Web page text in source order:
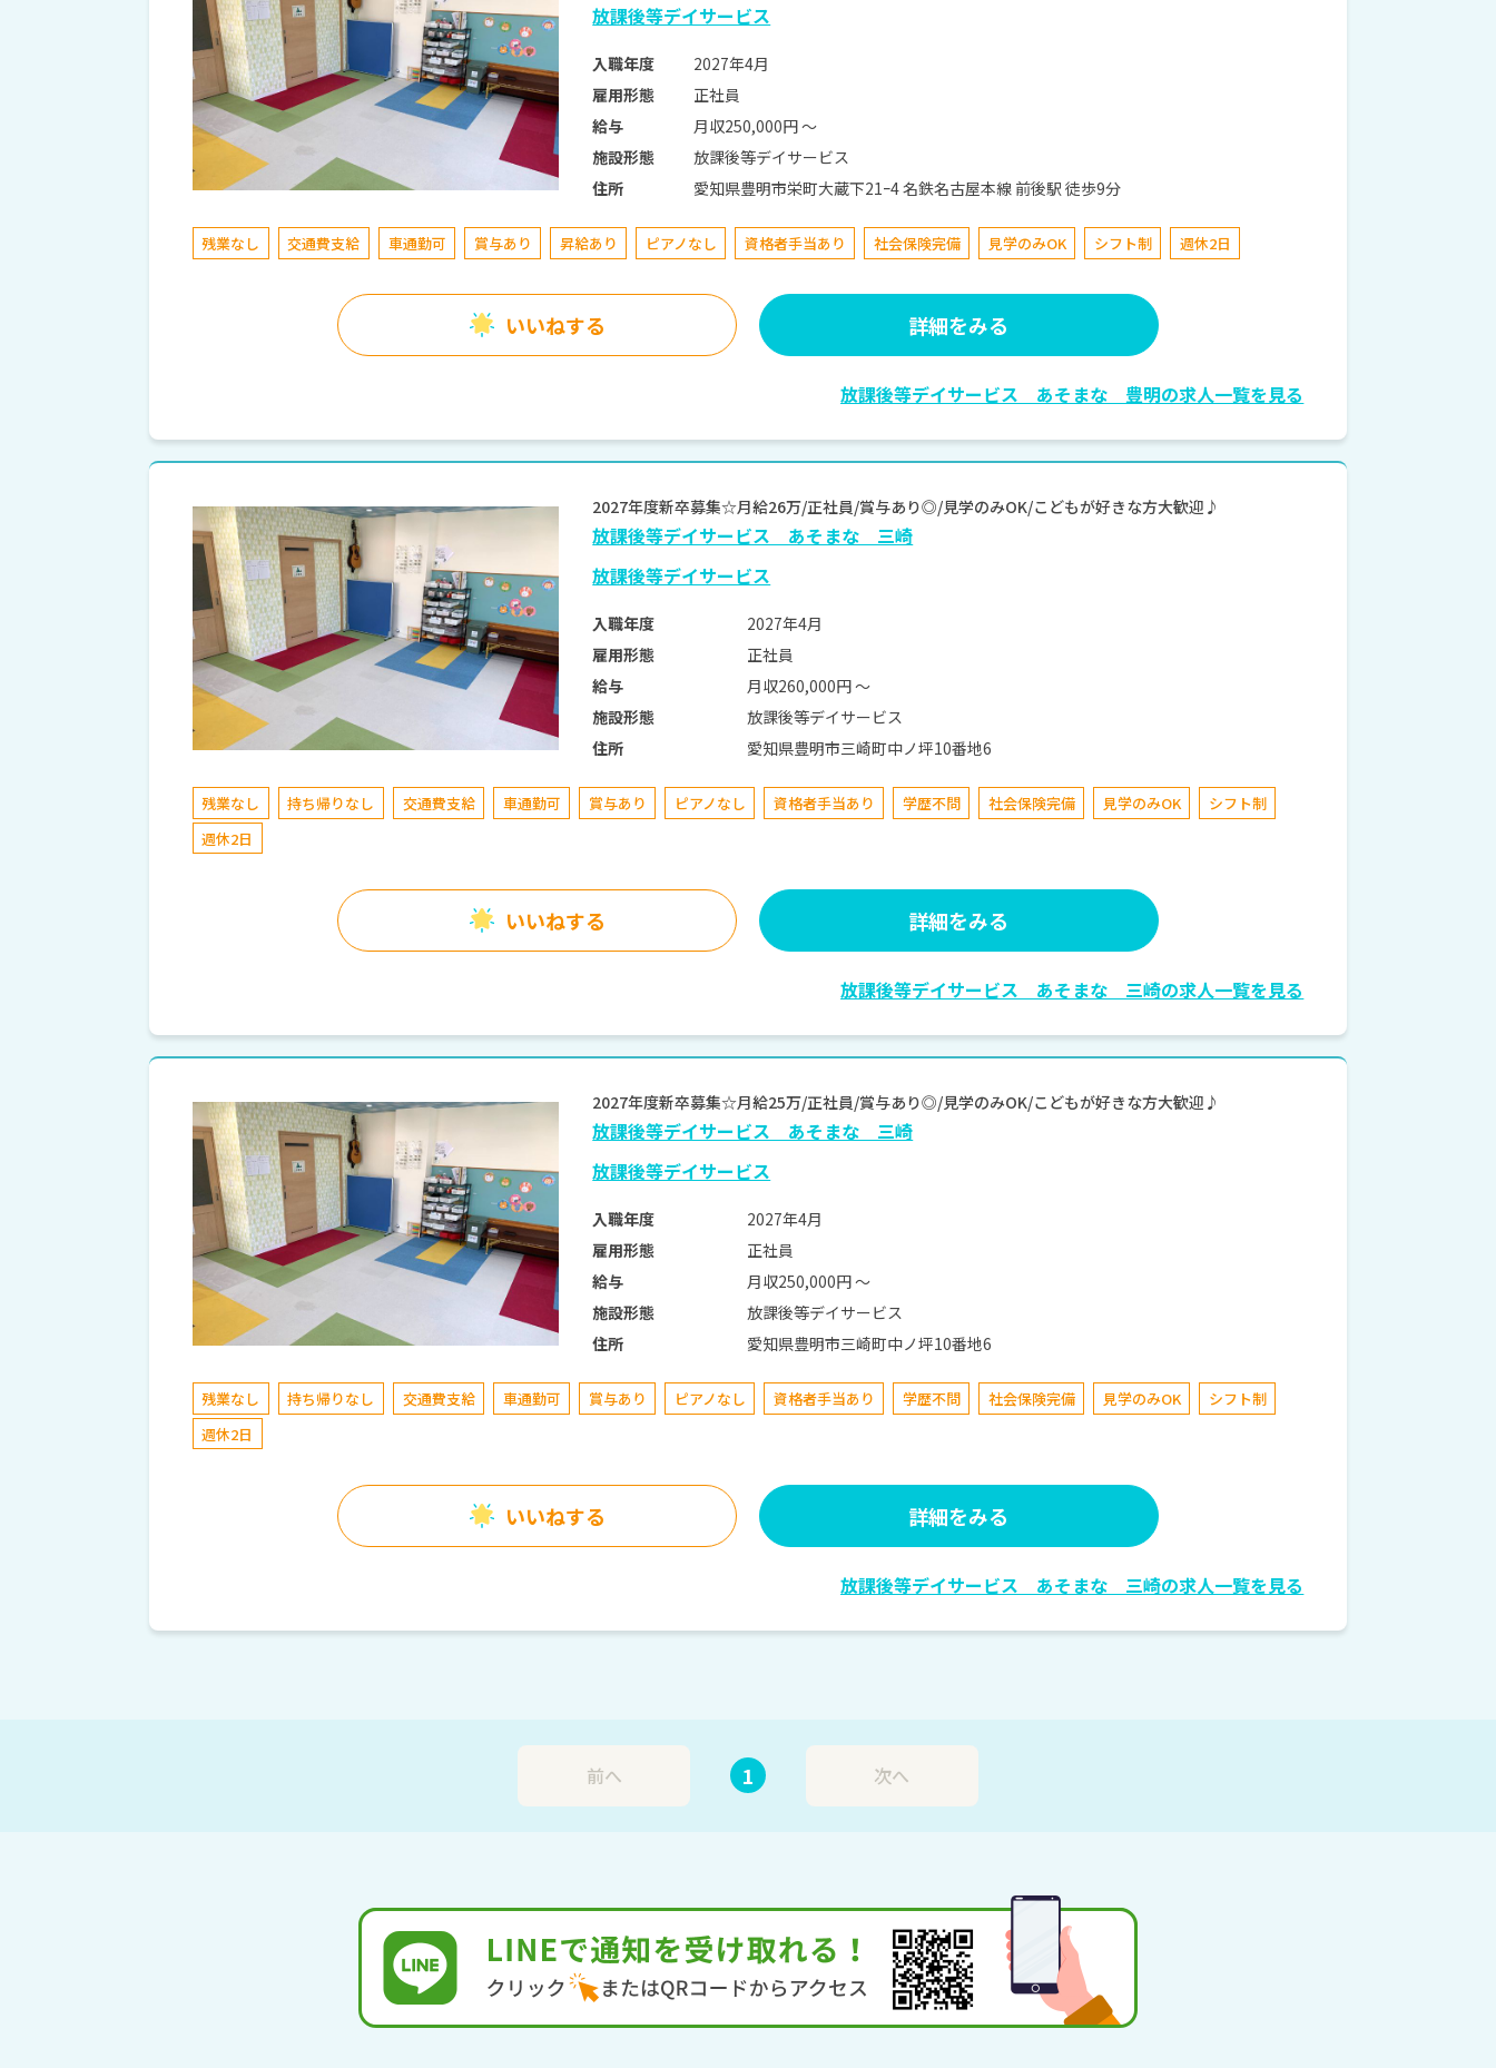
放課後等デイサービス
入職年度
2027年4月
雇用形態
正社員
給与
月収250,000円 〜
施設形態
放課後等デイサービス
住所
愛知県豊明市栄町大蔵下21ｰ4 名鉄名古屋本線 前後駅 徒歩9分
残業なし 交通費支給 車通勤可 賞与あり 昇給あり ピアノなし 資格者手当あり 社会保険完備 見学のみOK シフト制 週休2日
いいねする 詳細をみる
放課後等デイサービス あそまな 豊明の求人一覧を見る
2027年度新卒募集☆月給26万/正社員/賞与あり◎/見学のみOK/こどもが好きな方大歓迎♪
放課後等デイサービス あそまな 三崎
放課後等デイサービス
入職年度
2027年4月
雇用形態
正社員
給与
月収260,000円 〜
施設形態
放課後等デイサービス
住所
愛知県豊明市三崎町中ノ坪10番地6
残業なし 持ち帰りなし 交通費支給 車通勤可 賞与あり ピアノなし 資格者手当あり 学歴不問 社会保険完備 見学のみOK
シフト制
週休2日
いいねする 詳細をみる
放課後等デイサービス あそまな 三崎の求人一覧を見る
2027年度新卒募集☆月給25万/正社員/賞与あり◎/見学のみOK/こどもが好きな方大歓迎♪
放課後等デイサービス あそまな 三崎
放課後等デイサービス
入職年度
2027年4月
雇用形態
正社員
給与
月収250,000円 〜
施設形態
放課後等デイサービス
住所
愛知県豊明市三崎町中ノ坪10番地6
残業なし 持ち帰りなし 交通費支給 車通勤可 賞与あり ピアノなし 資格者手当あり 学歴不問 社会保険完備 見学のみOK
シフト制
週休2日
いいねする 詳細をみる
放課後等デイサービス あそまな 三崎の求人一覧を見る
前へ 1 次へ